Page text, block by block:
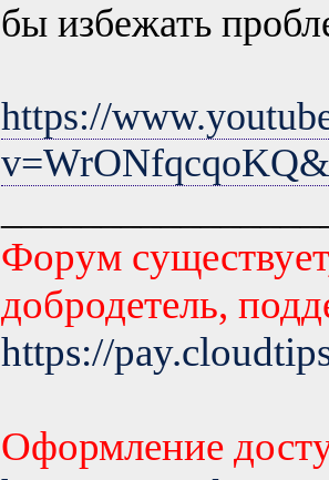
бы избежать
https://
Форум
добродетель,
https://
Оформление